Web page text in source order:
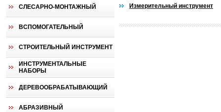
СЛЕСАРНО-МОНТАЖНЫЙ
ВСПОМОГАТЕЛЬНЫЙ
СТРОИТЕЛЬНЫЙ ИНСТРУМЕНТ
ИНСТРУМЕНТАЛЬНЫЕ
НАБОРЫ
ДЕРЕВООБРАБАТЫВАЮЩИЙ
АБРАЗИВНЫЙ
Измерительный инструмент